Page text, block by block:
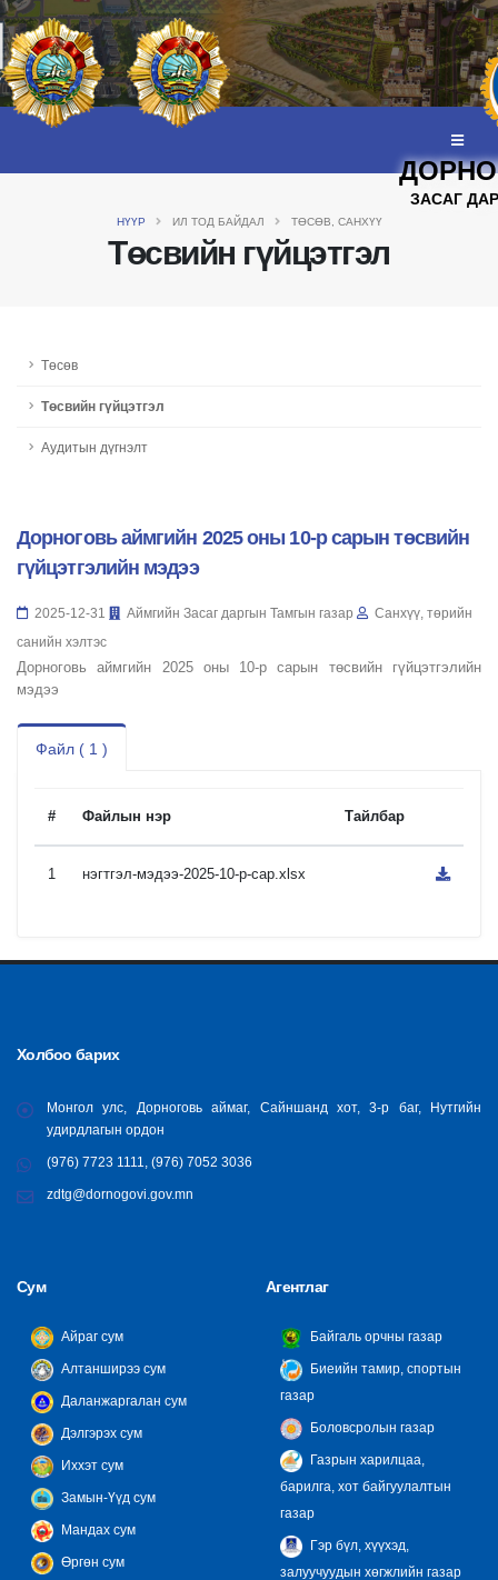
ЗАСАГ
НҮҮР ИЛ ТОД БАЙДАЛ ТӨСӨВ, САНХҮҮ
Төсвийн гүйцэтгэл
Төсөв
Төсвийн гүйцэтгэл
Аудитын дүгнэлт
Дорноговь аймгийн 2025 оны 10-р сарын төсвийн
гүйцэтгэлийн мэдээ
2025-12-31 Аймгийн Засаг даргын Тамгын газар
Санхүү, төрийн
санийн хэлтэс
Дорноговь аймгийн 2025 оны 10-р сарын төсвийн гүйцэтгэлийн
мэдээ
Файл ( 1 )
# Файлын нэр Тайлбар
1 нэгтгэл-мэдээ-2025-10-р-сар.xlsx
Холбоо барих
Монгол улс, Дорноговь аймаг, Сайншанд хот, 3-р баг, Нутгийн
удирдлагын ордон
(976) 7723 1111, (976) 7052 3036
zdtg@dornogovi.gov.mn
Сум
Айраг сум
Алтанширээ сум
Даланжаргалан сум
Дэлгэрэх сум
Иххэт сум
Замын-Үүд сум
Мандах сум
Өргөн сум
Агентлаг
Байгаль орчны газар
Биеийн тамир, спортын
газар
Боловсролын газар
Газрын харилцаа,
барилга, хот байгуулалтын
газар
Гэр бүл, хүүхэд,
залуучуудын хөгжлийн газар